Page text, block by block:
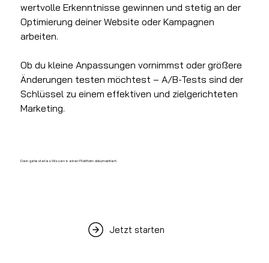
Dein getestetes Wissen in einer Plattform dokumentiert.
Jetzt starten
wertvolle Erkenntnisse gewinnen und stetig an der
Optimierung deiner Website oder Kampagnen
arbeiten.
Ob du kleine Anpassungen vornimmst oder größere
Änderungen testen möchtest – A/B-Tests sind der
Schlüssel zu einem effektiven und zielgerichteten
Marketing.